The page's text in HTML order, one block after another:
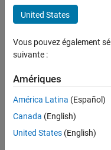
FILTRER PAR
Technologies de
Ventes commerciales
Communication
Actuellement,
aucune
offre
d'emploi
United States
Vous pouvez également
suivante :
Amériques
América Latina (Español)
Canada (English)
United States (English)